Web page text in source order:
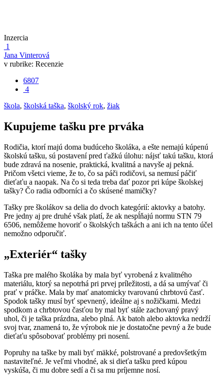
Inzercia
1
Jana Vinterová
v rubrike: Recenzie
6807
4
škola, školská taška, školský rok, žiak
Kupujeme tašku pre prváka
Rodičia, ktorí majú doma budúceho školáka, a ešte nemajú kúpenú
školskú tašku, sú postavení pred ťažkú úlohu: nájsť takú tašku, ktorá
bude zdravá na nosenie, praktická, kvalitná a navyše aj pekná.
Pričom všetci vieme, že to, čo sa páči rodičovi, sa nemusí páčiť
dieťaťu a naopak. Na čo si teda treba dať pozor pri kúpe školskej
tašky? Čo radia odborníci a čo skúsené mamičky?
Tašky pre školákov sa delia do dvoch kategórií: aktovky a batohy.
Pre jedny aj pre druhé však platí, že ak nespĺňajú normu STN 79
6506, nemôžeme hovoriť o školských taškách a ani ich na tento účel
nemožno odporučiť.
„Exteriér“ tašky
Taška pre malého školáka by mala byť vyrobená z kvalitného
materiálu, ktorý sa nepotrhá pri prvej príležitosti, a dá sa umývať či
prať v práčke. Mala by mať anatomicky tvarovanú chrbtovú časť.
Spodok tašky musí byť spevnený, ideálne aj s nožičkami. Medzi
spodkom a chrbtovou časťou by mal byť stále zachovaný pravý
uhol, či je taška prázdna, alebo plná. Ak batoh alebo aktovka nedrží
svoj tvar, znamená to, že výrobok nie je dostatočne pevný a že bude
dieťaťu spôsobovať problémy pri nosení.
Popruhy na taške by mali byť mäkké, polstrované a predovšetkým
nastaviteľné. Je veľmi vhodné, ak si dieťa tašku pred kúpou
vyskúša, či mu dobre sedí a či sa mu príjemne nosí.